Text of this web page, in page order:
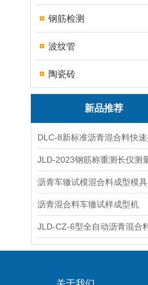
钢筋检测
波纹管
陶瓷砖
新品推荐
沥青车辙试模混合料成型模具
沥青混合料车辙试样成型机